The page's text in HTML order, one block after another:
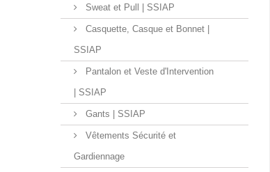
Sweat et Pull | SSIAP
Casquette, Casque et Bonnet |
SSIAP
Pantalon et Veste d'Intervention
| SSIAP
Gants | SSIAP
Vêtements Sécurité et
Gardiennage